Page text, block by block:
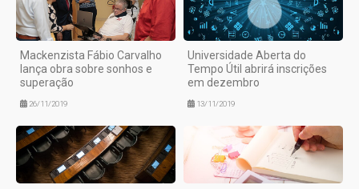
Mackenzista Fábio Carvalho
lança obra sobre sonhos e
superação
26/11/2019
Universidade Aberta do
Tempo Útil abrirá inscrições
em dezembro
13/11/2019